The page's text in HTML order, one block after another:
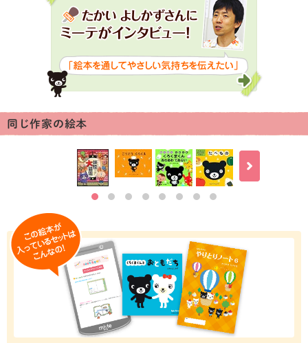
同じ作家の絵本